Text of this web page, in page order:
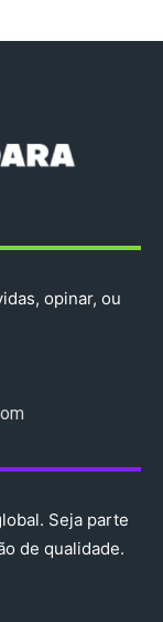
opinar, ou
Seja parte
de qualidade.